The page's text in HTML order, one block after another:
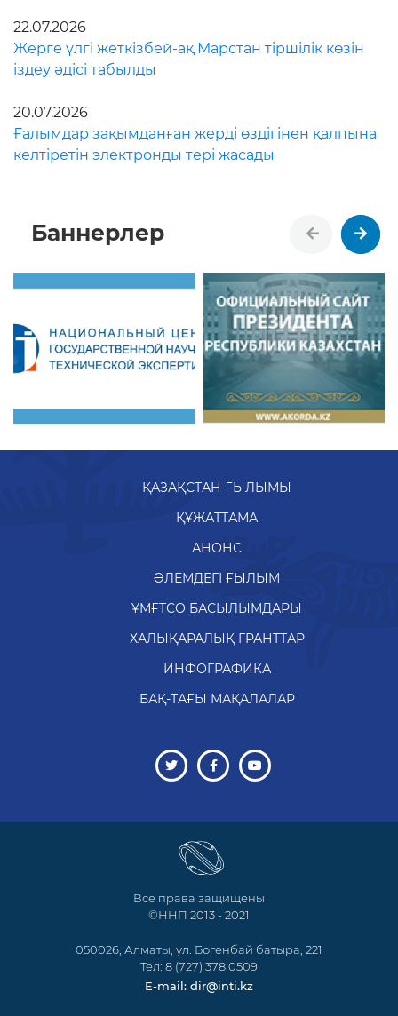
22.07.2026
Жерге үлгі жеткізбей-ақ Марстан тіршілік көзін
іздеу әдісі табылды
20.07.2026
Ғалымдар зақымданған жерді өздігінен қалпына
келтіретін электронды тері жасады
Баннерлер
ҚАЗАҚСТАН ҒЫЛЫМЫ
ҚҰЖАТТАМА
АНОНС
ӘЛЕМДЕГІ ҒЫЛЫМ
ҰМҒТСО БАСЫЛЫМДАРЫ
ХАЛЫҚАРАЛЫҚ ГРАНТТАР
ИНФОГРАФИКА
БАҚ-ТАҒЫ МАҚАЛАЛАР
Все права защищены
©ННП 2013 - 2021
050026, Алматы, ул. Богенбай батыра, 221
Тел: 8 (727) 378 0509
E-mail: dir@inti.kz